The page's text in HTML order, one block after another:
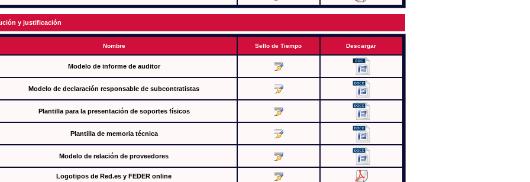
y justificación
Nombre Sello de Tiempo Descargar
Modelo de informe de auditor
Modelo de declaración responsable de subcontratistas
Plantilla para la presentación de soportes físicos
Plantilla de memoria técnica
Modelo de relación de proveedores
Logotipos de Red.es y FEDER online